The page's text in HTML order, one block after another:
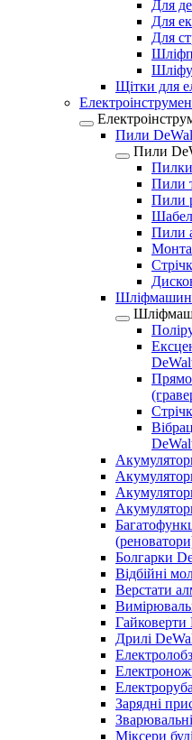
Для
Для
Для
Щітки для
Пили
Пили
Пилки
Пили
Пили
Пили
Болгарки
Відбійні
Верстати
Гайковерти
Дрилі
Зарядні
Міксери